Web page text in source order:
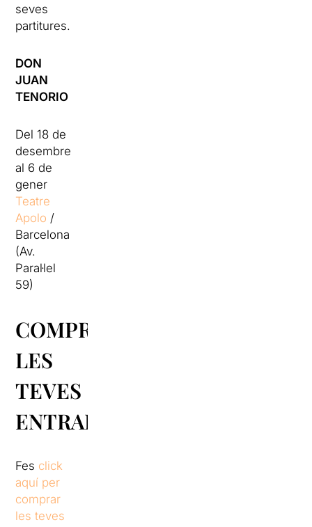
seves
partitures.
DON
JUAN
TENORIO
Del 18 de
desembre
al 6 de
gener
Teatre
Apolo /
Barcelona
(Av.
Paral·lel
59)
COMPRA
LES
TEVES
ENTRADES
Fes click
aquí per
comprar
les teves